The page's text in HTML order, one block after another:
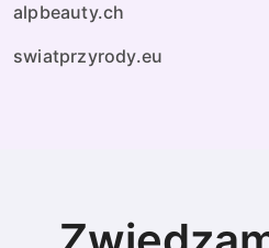
alpbeauty.ch
swiatprzyrody.eu